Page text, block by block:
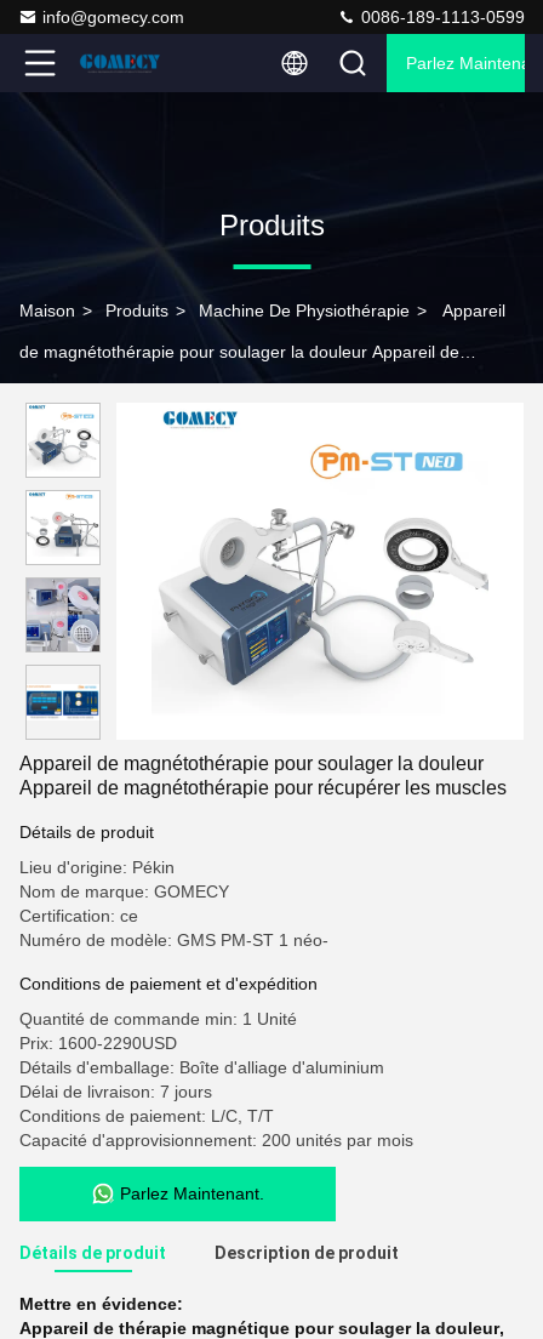
info@gomecy.com 0086-189-1113-0599
Parlez
Produits
Maison > Produits > Machine De Physiothérapie > Appareil
de magnétothérapie pour soulager la douleur Appareil de
Appareil de magnétothérapie pour soulager la douleur
Appareil de magnétothérapie pour récupérer les muscles
Détails de produit
Lieu d'origine: Pékin
Nom de marque: GOMECY
Certification: ce
Numéro de modèle: GMS PM-ST 1 néo-
Conditions de paiement et d'expédition
Quantité de commande min: 1 Unité
Prix: 1600-2290USD
Détails d'emballage: Boîte d'alliage d'aluminium
Délai de livraison: 7 jours
Conditions de paiement: L/C, T/T
Capacité d'approvisionnement: 200 unités par mois
Parlez Maintenant.
Détails de produit Description de produit
Mettre en évidence:
Appareil de thérapie magnétique pour soulager la douleur,